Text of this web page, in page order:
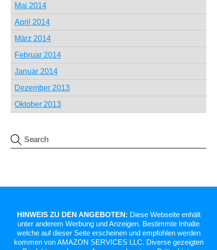
Mai 2014
April 2014
März 2014
Februar 2014
Januar 2014
Dezember 2013
Oktober 2013
HINWEIS ZU DEN ANGEBOTEN: Diese Webseite enhält
unter anderem Werbung und Anzeigen. Bestimmte Inhalte
welche auf dieser Seite erscheinen und empfohlen werden
kommen von AMAZON SERVICES LLC. Diverse gezeigten